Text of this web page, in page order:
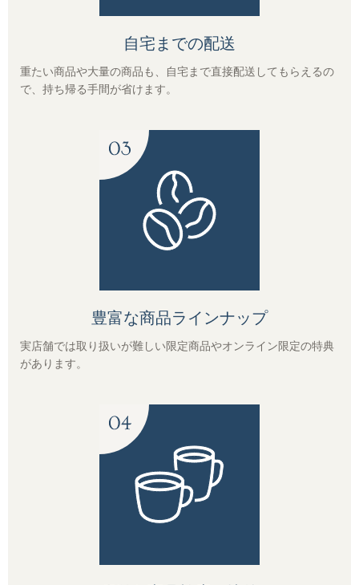
レギュラーコーヒーギフト
スイーツギフト
スイーツとコーヒーギフト
アイスコーヒーギフト
自宅までの配送
重たい商品や大量の商品も、自宅まで直接配送してもらえるの
で、持ち帰る手間が省けます。
豊富な商品ラインナップ
実店舗では取り扱いが難しい限定商品やオンライン限定の特典
があります。